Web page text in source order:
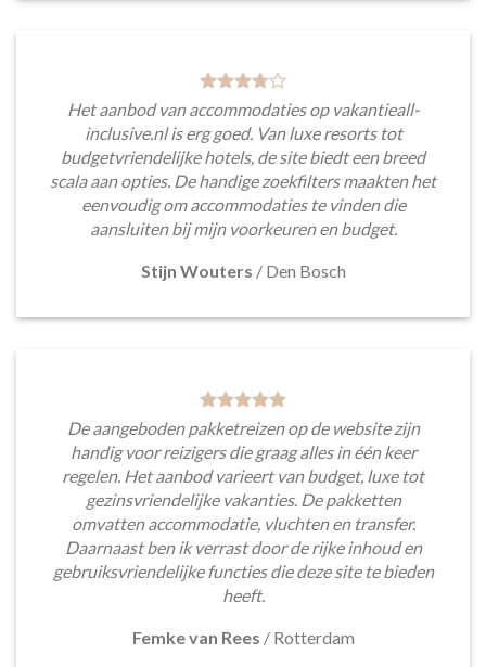
Het aanbod van accommodaties op vakantieall-
inclusive.nl is erg goed. Van luxe resorts tot
budgetvriendelijke hotels, de site biedt een breed
scala aan opties. De handige zoekfilters maakten het
eenvoudig om accommodaties te vinden die
aansluiten bij mijn voorkeuren en budget.
Stijn Wouters / Den Bosch
De aangeboden pakketreizen op de website zijn
handig voor reizigers die graag alles in één keer
regelen. Het aanbod varieert van budget, luxe tot
gezinsvriendelijke vakanties. De pakketten
omvatten accommodatie, vluchten en transfer.
Daarnaast ben ik verrast door de rijke inhoud en
gebruiksvriendelijke functies die deze site te bieden
heeft.
Femke van Rees / Rotterdam